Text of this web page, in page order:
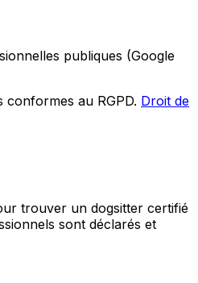
publiques (Google
conformes au RGPD. Droit de
trouver un dogsitter certifié
sont déclarés et